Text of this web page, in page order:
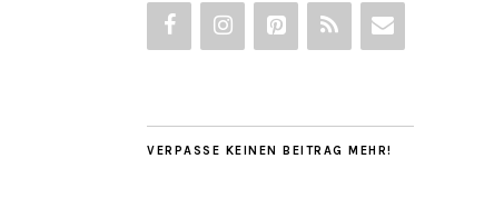
VERPASSE KEINEN BEITRAG MEHR!